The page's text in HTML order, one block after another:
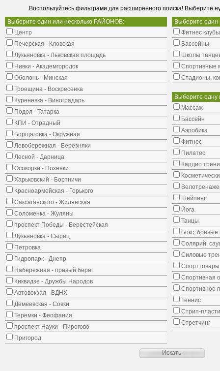
Воспользуйтесь фильтрами для расширенного поиска! Выберите
Выберите один или несколько РАЙОНОВ:
Центр
Печерская - Кловская
Лукьяновка - Львовская площадь
Нивки - Академгородок
Оболонь - Минская
Троещина - Воскресенка
Куреневка - Виноградарь
Подол - Татарка
КПИ - Отрадный
Борщаговка - Окружная
Левобережная - Березняки
Лесной - Дарница
Осокорки - Позняки
Харьковский - Бортничи
Красноармейская - Горького
Саксаганского - Жилянская
Соломенка - Жуляны
проспект Победы - Берестейская
Лукьяновка - Сырец
Петровка
Гидропарк - Днепр
Набережная - правый берег
Киквидзе - Дружбы Народов
Автовокзал - ВДНХ
Демеевская - Совки
Теремки - Феофания
проспект Науки - Пирогово
Пригород
Выберите
Фитнес клубы
Бассейны
Школы
Cпортивные
Стадионы,
Выберите одну
Массаж
Бассейн
Аэробика
Фитнес
Пилатес
Кардио
Шейпинг
Йога
Танцы
Бокс, боевые
Солярий,
Силовые
Спортивная
Спортивное
Теннис
Стрип-
Стретчинг